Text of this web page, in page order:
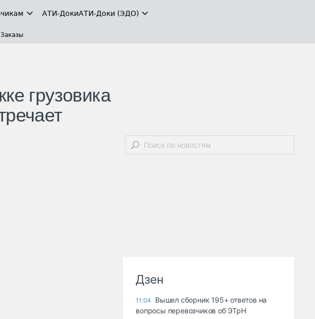
АТИ-ДокиАТИ-Доки (ЭДО)
Заказы
грузовика
Дзен
11:04
Вышел сборник 195+ ответов на
вопросы перевозчиков об ЭТрН